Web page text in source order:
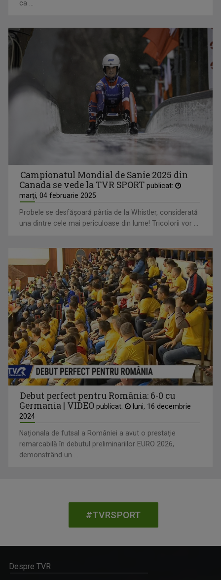
ca ...
Campionatul Mondial de Sanie 2025 din
Canada se vede la TVR SPORTpublicat:
marţi, 04 februarie 2025
Probele se desfăşoară pârtia de la Whistler, considerată
una dintre cele mai periculoase din lume! Tricolorii vor ...
Debut perfect pentru România: 6-0 cu
Germania | VIDEO publicat:
luni, 16 decembrie
2024
Naționala de futsal a României a avut o prestație
remarcabilă în debutul preliminariilor EURO 2026,
demonstrând un ...
#TVRSPORT
Despre TVR